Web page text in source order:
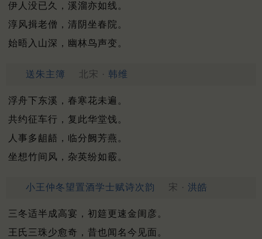
伊人没已久，溪溜亦如线。
淳风揖老僧，清阴坐春院。
始晤入山深，幽林鸟声变。
送朱主簿 北宋 · 韩维
浮舟下东溪，春寒花未遍。
共约征车行，复此华堂饯。
人事多龃龉，临分阙芳燕。
坐想竹间风，杂英纷如霰。
小王仲冬望置酒学士赋诗次韵 宋 · 洪皓
三冬适半成高宴，初筵更速金闺彦。
王氏三珠少愈奇，昔也闻名今见面。